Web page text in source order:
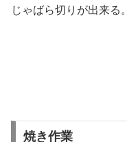
じゃばら切りが出来る。
焼き作業